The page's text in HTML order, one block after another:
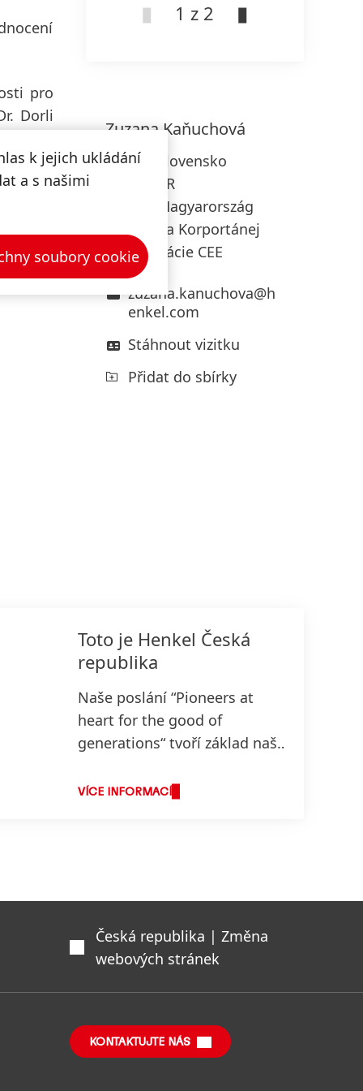
pro
Dorli
dále
1 z 2
Zuzana Kaňuchová
Henkel Slovensko
Henkel ČR
Henkel Magyarország
Riaditeľka Korportánej
komunikácie CEE
zuzana.kanuchova@h
enkel.com
Stáhnout vizitku
Přidat do sbírky
Toto je Henkel Česká
republika
Naše poslání “Pioneers at
heart for the good of
generations“ tvoří základ naší
kterými si stojíme a o co
VÍCE INFORMACÍ
Česká republika | Změna
webových stránek
KONTAKTUJTE NÁS
k jejich ukládání
a s našimi
soubory cookie